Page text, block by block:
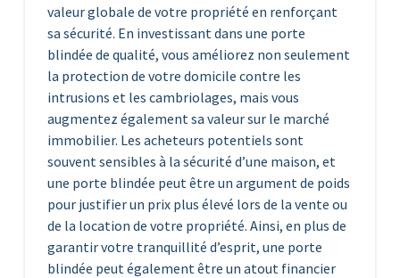
valeur globale de votre propriété en renforçant
sa sécurité. En investissant dans une porte
blindée de qualité, vous améliorez non seulement
la protection de votre domicile contre les
intrusions et les cambriolages, mais vous
augmentez également sa valeur sur le marché
immobilier. Les acheteurs potentiels sont
souvent sensibles à la sécurité d’une maison, et
une porte blindée peut être un argument de poids
pour justifier un prix plus élevé lors de la vente ou
de la location de votre propriété. Ainsi, en plus de
garantir votre tranquillité d’esprit, une porte
blindée peut également être un atout financier